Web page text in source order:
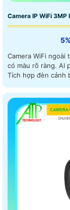
Camera IP WiFi 3MP
Camera WiFi
có màu rõ ràng. AI
Tích hợp đèn cảnh